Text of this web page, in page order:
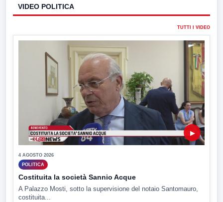
VIDEO POLITICA
TUTTI I VIDEO
▶
4 AGOSTO 2026
POLITICA
Costituita la società Sannio Acque
A Palazzo Mosti, sotto la supervisione del notaio Santomauro,
costituita...